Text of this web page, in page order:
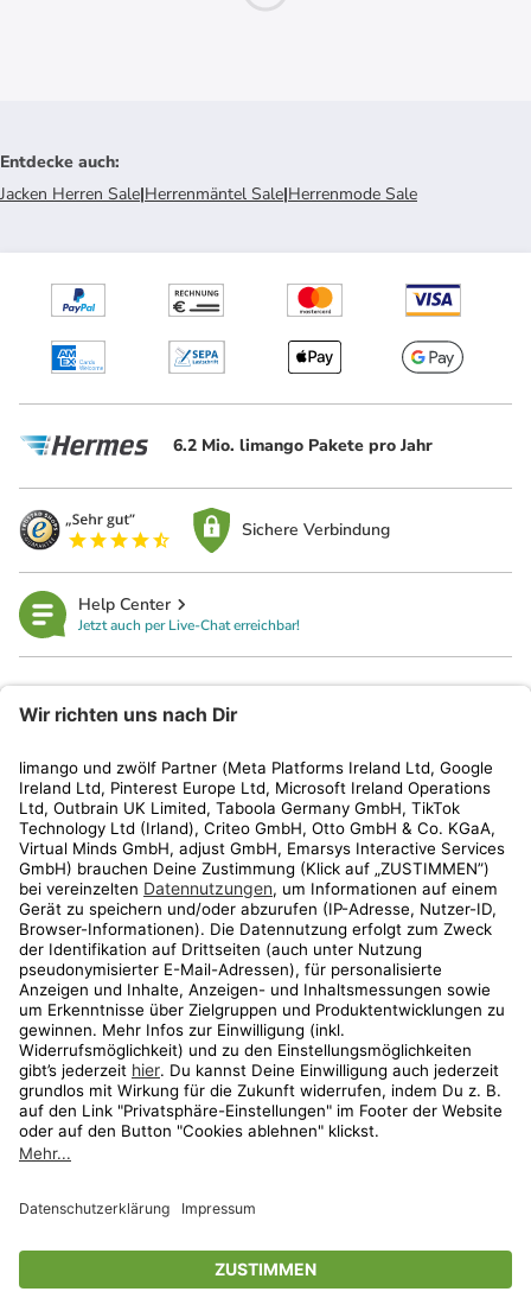
Entdecke auch:
Jacken Herren Sale|Herrenmäntel Sale|Herrenmode Sale
6.2 Mio. limango Pakete pro Jahr
Sichere Verbindung
Help Center
Jetzt auch per Live-Chat erreichbar!
Kundenservice
Shop
Aktionen
Travel
* Streichpreise entsprechen der unverbindlichen Preisempfehlung des